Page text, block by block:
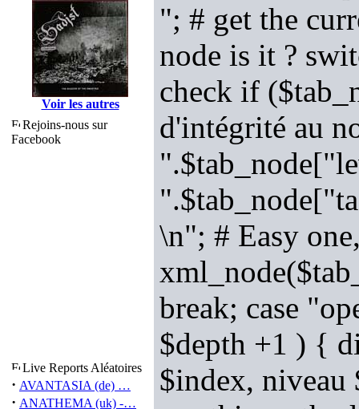
Voir les autres
Rejoins-nous sur
Facebook
Live Reports Aléatoires
· AVANTASIA (de) …
· ANATHEMA (uk) -…
"; # get the
node is it ?
check if
d'intégrité au
\n"; # Easy
break; case
$depth +1 ) {
$index, niveau